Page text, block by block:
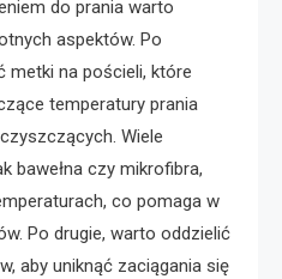
do prania warto
aspektów. Po
metki na pościeli, które
temperatury prania
Wiele
bawełna czy mikrofibra,
co pomaga w
Po drugie, warto oddzielić
aby uniknąć zaciągania się